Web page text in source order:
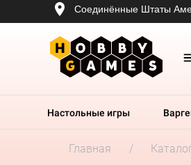
Соединённые Штаты
Настольные игры
Главная